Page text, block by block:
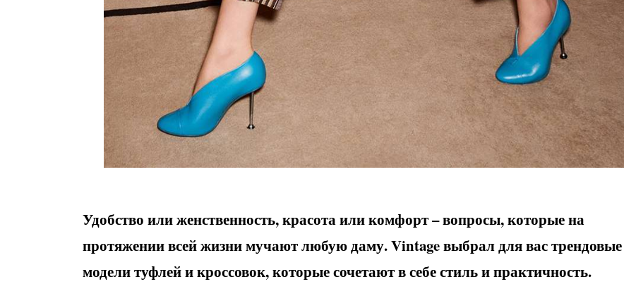
Удобство или женственность, красота или комфорт – вопросы, которые на
протяжении всей жизни мучают любую даму. Vintage выбрал для вас трендовые
модели туфлей и кроссовок, которые сочетают в себе стиль и практичность.